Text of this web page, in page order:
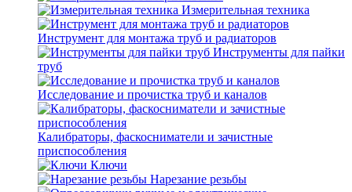
Измерительная техника
Инструмент для монтажа труб и радиаторов
Инструменты для пайки
труб
Исследование и прочистка труб и каналов
Калибраторы, фаскосниматели и зачистные
приспособления
Ключи
Нарезание резьбы